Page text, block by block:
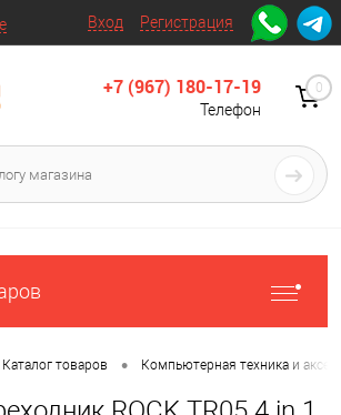
Вход Регистрация
+7 (967) 180-17-19
Телефон
0
Каталог товаров • Компьютерная техника и